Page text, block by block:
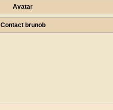
Avatar
Contact brunob